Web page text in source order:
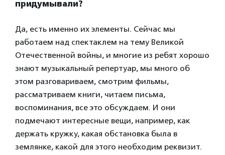
придумывали?
Да, есть именно их элементы. Сейчас мы
работаем над спектаклем на тему Великой
Отечественной войны, и многие из ребят хорошо
знают музыкальный репертуар, мы много об
этом разговариваем, смотрим фильмы,
рассматриваем книги, читаем письма,
воспоминания, все это обсуждаем. И они
подмечают интересные вещи, например, как
держать кружку, какая обстановка была в
землянке, какой для этого необходим реквизит.